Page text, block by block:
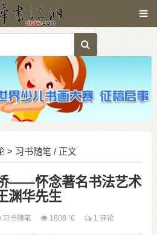
> 习书随笔 / 正文
——怀念著名书法艺术
渊华先生
习书随笔 1808 ℃ 1 评论